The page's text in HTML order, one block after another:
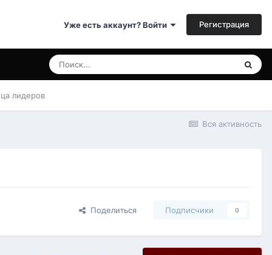
Уже есть аккаунт? Войти Регистрация
лидеров
Вся активность
Поделиться Подписчики 0